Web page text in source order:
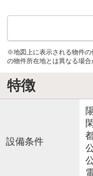
※地図上に表示される物件の
の物件所在地とは異なる場合
特徴
設備条件